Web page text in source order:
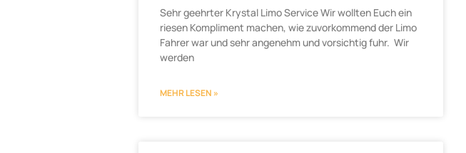
Sehr geehrter Krystal Limo Service Wir wollten Euch ein
riesen Kompliment machen, wie zuvorkommend der Limo
Fahrer war und sehr angenehm und vorsichtig fuhr. Wir
werden
MEHR LESEN »